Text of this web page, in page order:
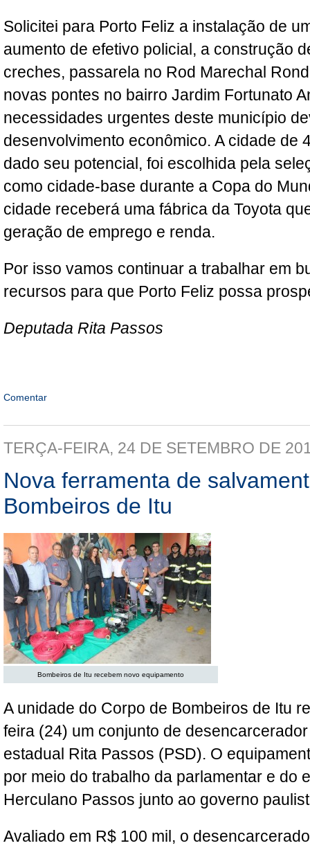
Solicitei para Porto Feliz a instalação de
aumento de efetivo policial, a construção
creches, passarela no Rod Marechal
novas pontes no bairro Jardim Fortunato
necessidades urgentes deste município
desenvolvimento econômico. A cidade de
dado seu potencial, foi escolhida pela
como cidade-base durante a Copa do
cidade receberá uma fábrica da Toyota
geração de emprego e renda.
Por isso vamos continuar a trabalhar em
recursos para que Porto Feliz possa
Deputada Rita Passos
Comentar
TERÇA-FEIRA, 24 DE SETEMBRO DE
Nova ferramenta de
Bombeiros de Itu
Bombeiros de Itu recebem novo equipamento
A unidade do Corpo de Bombeiros de Itu
feira (24) um conjunto de
estadual Rita Passos (PSD). O
por meio do trabalho da parlamentar e do
Herculano Passos junto ao governo
Avaliado em R$ 100 mil, o